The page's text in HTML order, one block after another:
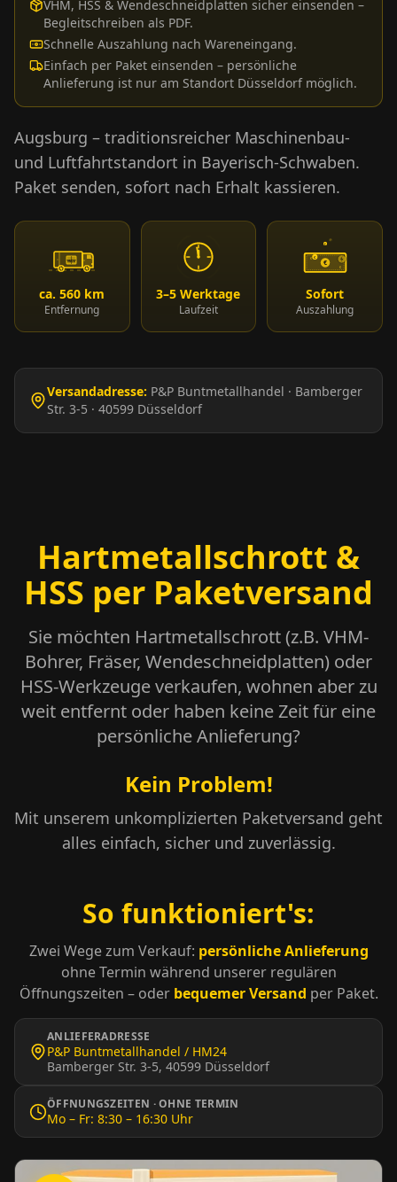
VHM, HSS & Wendeschneidplatten sicher einsenden –
Begleitschreiben als PDF.
Schnelle Auszahlung nach Wareneingang.
Einfach per Paket einsenden – persönliche
Anlieferung ist nur am Standort Düsseldorf möglich.
Augsburg – traditionsreicher Maschinenbau-
und Luftfahrtstandort in Bayerisch-Schwaben.
Paket senden, sofort nach Erhalt kassieren.
HM24
ca. 560 km
Entfernung
3–5 Werktage
Laufzeit
€
€
€
€
€
Sofort
Auszahlung
Versandadresse: P&P Buntmetallhandel · Bamberger
Str. 3-5 · 40599 Düsseldorf
Hartmetallschrott &
HSS per Paketversand
Sie möchten Hartmetallschrott (z.B. VHM-
Bohrer, Fräser, Wendeschneidplatten) oder
HSS-Werkzeuge verkaufen, wohnen aber zu
weit entfernt oder haben keine Zeit für eine
persönliche Anlieferung?
Kein Problem!
Mit unserem unkomplizierten Paketversand geht
alles einfach, sicher und zuverlässig.
So funktioniert's:
Zwei Wege zum Verkauf: persönliche Anlieferung
ohne Termin während unserer regulären
Öffnungszeiten – oder bequemer Versand per Paket.
ANLIEFERADRESSE
P&P Buntmetallhandel / HM24
Bamberger Str. 3-5, 40599 Düsseldorf
ÖFFNUNGSZEITEN · OHNE TERMIN
Mo – Fr: 8:30 – 16:30 Uhr